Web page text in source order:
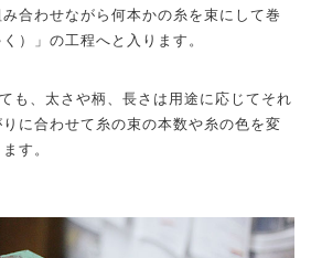
合わせながら何本かの糸を束にして巻
）」の工程へと入ります。
も、太さや柄、長さは用途に応じてそれ
に合わせて糸の束の本数や糸の色を変
す。